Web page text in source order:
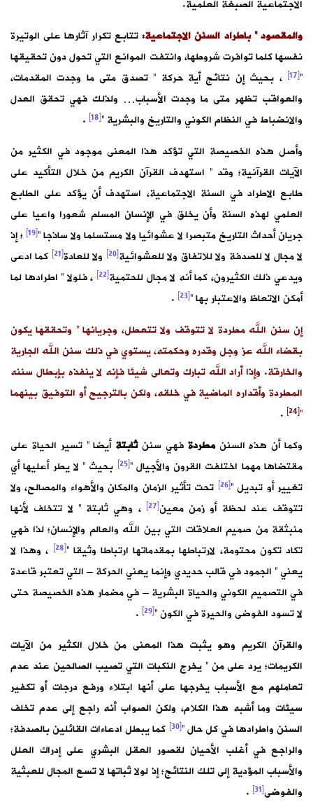
الاجتماعية الصبغة العلمية.
والمقصود ” باطراد السنن الاجتماعية:تتابع تكرار آثارها على الوتيرة
نفسها كلما توافرت شروطها، وانتفت الموانع التي تحول دون تحقيقها
“
[17]
، بحيث إن نتائج أية حركة ” تصدق متى ما وجدت المقدمات،
والعواقب تظهر متى ما وجدت الأسباب… ولذلك فهي تحقق العدل
والانضباط في النظام الكوني والتاريخ والبشرية “[18]
.
وأصل هذه الخصيصة التي تؤكد هذا المعنى موجود في الكثير من
الآيات القرآنية؛ وقد ” استهدف القرآن الكريم من خلال التأكيد على
طابع الاطراد في السنة الاجتماعية، استهدف أن يؤكد على الطابع
العلمي لهذه السنة وأن يخلق في الإنسان المسلم شعورا واعيا على
جريان أحداث التاريخ متبصرا لا عشوائيا ولا مستسلما ولا ساذجا “[19]
؛ إذ
لا مجال لا للصدفة ولا للاتفاق ولا للعشوائية[20] ولا للعادة[21]
كما ادعى
ويدعي ذلك الكثيرون، كما أنه لا مجال للحتمية[22]
، فلولا ” اطرادها لما
أمكن الاتعاظ والاعتبار بها “[23]
.
إن سنن الله مطردة لا تتوقف ولا تتعطل، وجريانها ” وتحققها يكون
بقضاء الله عز وجل وقدره وحكمته، يستوي في ذلك سنن الله الجارية
والخارقة. وإذا أراد الله تبارك وتعالى شيئا فإنه لا ينفذه بإبطال سننه
المطردة وأقداره الماضية في خلقه، ولكن بالترجيح أو التوفيق بينهما
“
[24]
.
وكما أن هذه السننمطردة فهي سننثابتة أيضا ” تسير الحياة على
مقتضاها مهما اختلفت القرون والأجيال “[25]
بحيث ” لا يطر أعليها أي
تغيير أو تبديل “[26]
تحت تأثير الزمان والمكان والأهواء والمصالح، ولا
تتوقف عند لحظة أو زمن معين[27]
، وهي ثابتة ” لا تتخلف لأنها
منبثقة من صميم العلاقات التي بين الله والعالم والإنسان؛ لذا فهي
تكاد تكون محتومة، لارتباطها بمقدماتها ارتباطا وثيقا “[28]
، وهذا لا
يعني ” الجمود في قالب حديدي وإنما يعني الحركة – التي تعتبر قاعدة
في التصميم الكوني والحياة البشرية – في مضمار هذه الخصيصة حتى
لا تسود الفوضى والحيرة في الكون “[29]
.
والقرآن الكريم وهو يثبت هذا المعنى من خلال الكثير من الآيات
الكريمات؛ يرد على من ” يخرج النكبات التي تصيب الصالحين عند عدم
تعاملهم مع الأسباب يخرجها على أنها ابتلاء ورفع درجات أو تكفير
سيئات وما أشبه هذا الكلام، ولكن الصواب أنه راجع إلى عدم تخلف
السنن واطرادها في كل حال “[30]
كما يبطل ادعاءات القائلين بالصدفة؛
والراجع في أغلب الأحيان لقصور العقل البشري على إدراك العلل
والأسباب المؤدية إلى تلك النتائج؛ إذ لولا ثباتها لا تسع المجال للعبثية
والفوضى[31]
.